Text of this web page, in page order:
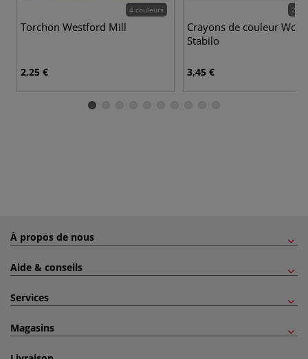
4 couleurs
Torchon Westford Mill
2,25 €
24
Crayons de couleur
Stabilo
3,45 €
À propos de nous
Aide & conseils
Services
Magasins